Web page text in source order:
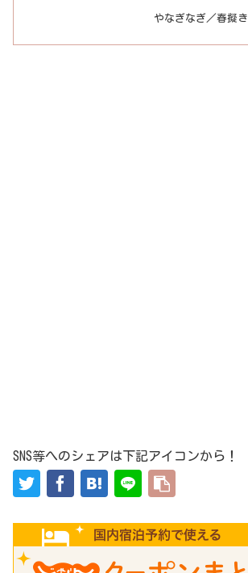
やなぎなぎ／春擬き
SNS等へのシェアは下記アイコンから！